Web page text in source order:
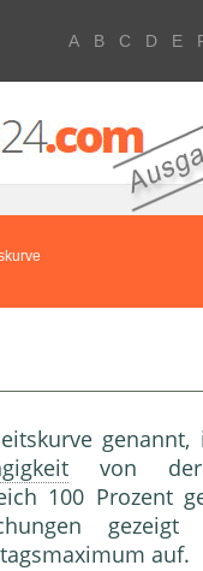
A B C D E
von der
100 Prozent
auf.